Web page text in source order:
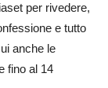
per rivedere,
e tutto
anche le
fino al 14